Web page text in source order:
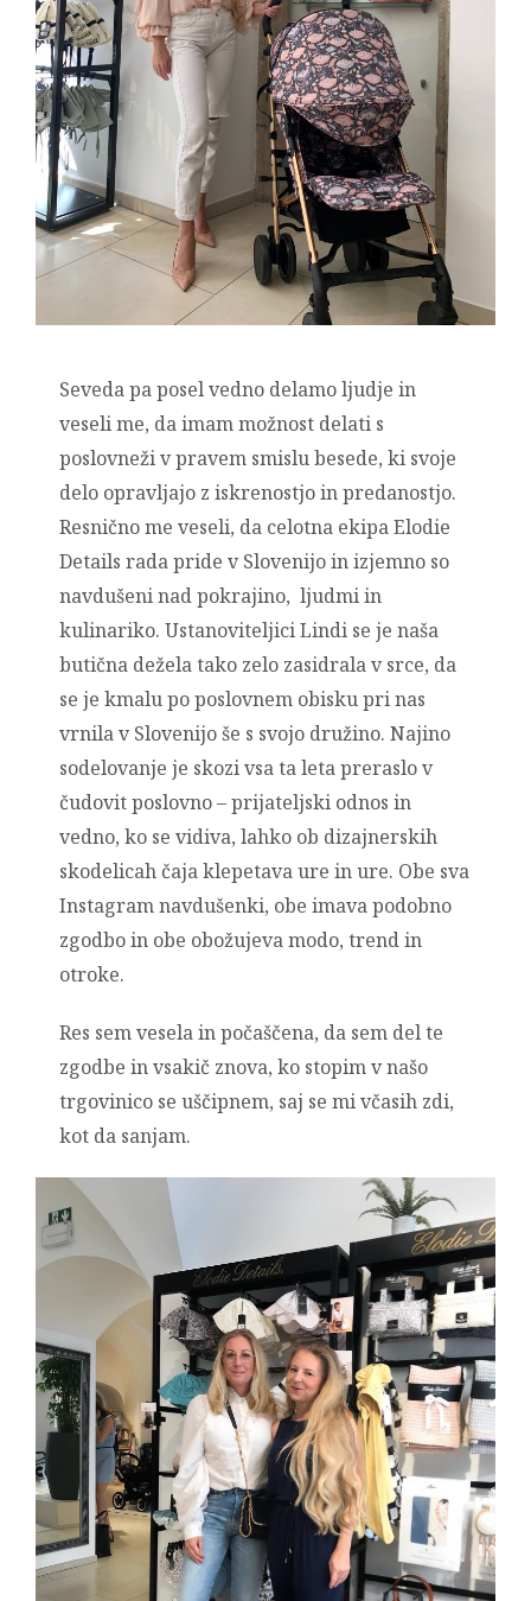
Seveda pa posel vedno delamo ljudje in
veseli me, da imam možnost delati s
poslovneži v pravem smislu besede, ki svoje
delo opravljajo z iskrenostjo in predanostjo.
Resnično me veseli, da celotna ekipa Elodie
Details rada pride v Slovenijo in izjemno so
navdušeni nad pokrajino, ljudmi in
kulinariko. Ustanoviteljici Lindi se je naša
butična dežela tako zelo zasidrala v srce, da
se je kmalu po poslovnem obisku pri nas
vrnila v Slovenijo še s svojo družino. Najino
sodelovanje je skozi vsa ta leta preraslo v
čudovit poslovno – prijateljski odnos in
vedno, ko se vidiva, lahko ob dizajnerskih
skodelicah čaja klepetava ure in ure. Obe sva
Instagram navdušenki, obe imava podobno
zgodbo in obe obožujeva modo, trend in
otroke.
Res sem vesela in počaščena, da sem del te
zgodbe in vsakič znova, ko stopim v našo
trgovinico se uščipnem, saj se mi včasih zdi,
kot da sanjam.